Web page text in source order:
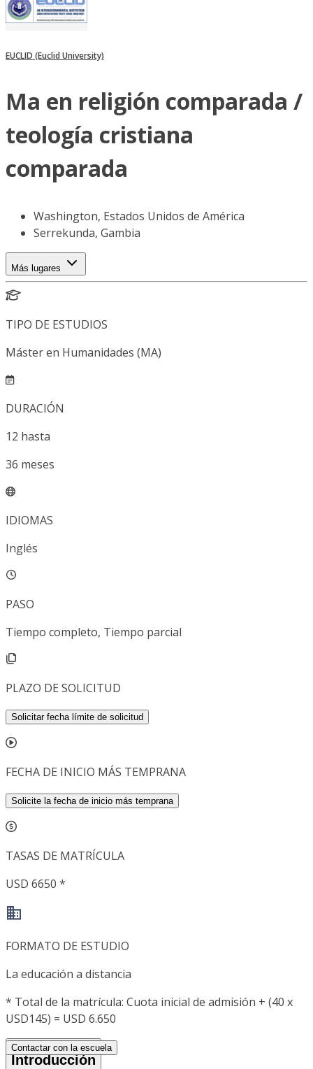
EUCLID (Euclid University)
Ma en religión comparada /
teología cristiana
comparada
Washington, Estados Unidos de América
Serrekunda, Gambia
Más lugares
TIPO DE ESTUDIOS
Máster en Humanidades (MA)
DURACIÓN
12 hasta
36 meses
IDIOMAS
Inglés
PASO
Tiempo completo, Tiempo parcial
PLAZO DE SOLICITUD
Solicitar fecha límite de solicitud
FECHA DE INICIO MÁS TEMPRANA
Solicite la fecha de inicio más temprana
TASAS DE MATRÍCULA
USD 6650 *
FORMATO DE ESTUDIO
La educación a distancia
* Total de la matrícula: Cuota inicial de admisión + (40 x
USD145) = USD 6.650
Contactar con la escuela
Introducción